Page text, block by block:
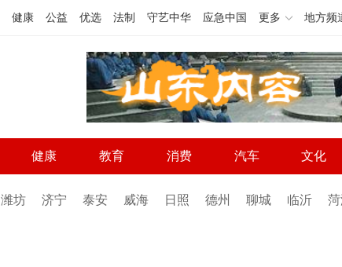
健康 公益 优选 法制 守艺中华 应急中国 更多 地方频
健康 教育 消费 汽车 文化
潍坊 济宁 泰安 威海 日照 德州 聊城 临沂